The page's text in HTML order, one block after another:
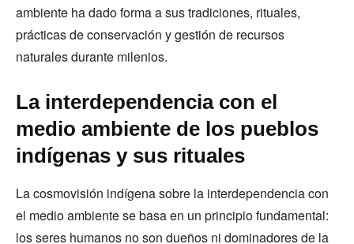
ambiente ha dado forma a sus tradiciones, rituales,
prácticas de conservación y gestión de recursos
naturales durante milenios.
La interdependencia con el
medio ambiente de los pueblos
indígenas y sus rituales
La cosmovisión indígena sobre la interdependencia con
el medio ambiente se basa en un principio fundamental:
los seres humanos no son dueños ni dominadores de la